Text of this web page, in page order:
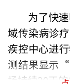
为了快
域传染病诊
疾控中心进
测结果显示
场持续20天